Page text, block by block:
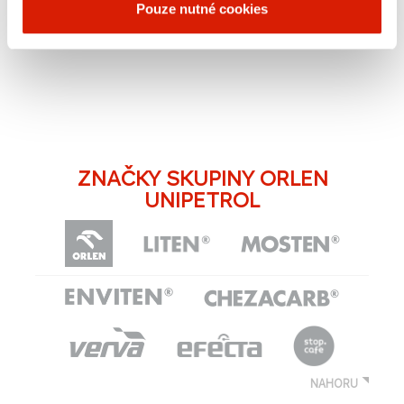
Pouze nutné cookies
www.petrotrans.cz.​
« zpět
ZNAČKY SKUPINY ORLEN
UNIPETROL
NAHORU